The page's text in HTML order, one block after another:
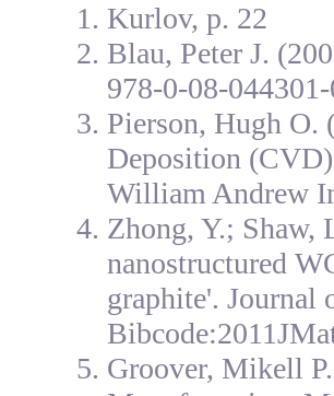
Kurlov, p. 22
Blau, Peter J.
978-0-08-
Pierson, Hugh O.
Deposition
William Andrew
Zhong, Y.; Shaw,
nanostructured
graphite'. Journal
Groover, Mikell